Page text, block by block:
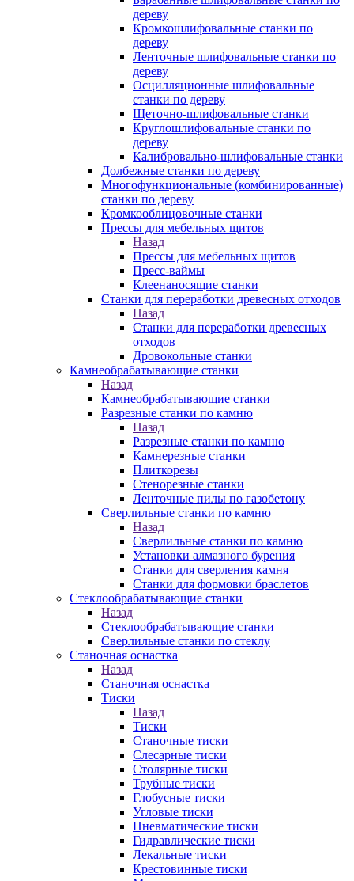
дереву
Кромкошлифовальные станки по
дереву
Ленточные шлифовальные станки по
дереву
Осцилляционные шлифовальные
станки по дереву
Щеточно-шлифовальные станки
Круглошлифовальные станки по
дереву
Калибровально-шлифовальные станки
Долбежные станки по дереву
Многофункциональные (комбинированные)
станки по дереву
Кромкооблицовочные станки
Прессы для мебельных щитов
Назад
Прессы для мебельных щитов
Пресс-ваймы
Клеенаносящие станки
Станки для переработки древесных отходов
Назад
Станки для переработки древесных
отходов
Дровокольные станки
Камнеобрабатывающие станки
Назад
Камнеобрабатывающие станки
Разрезные станки по камню
Назад
Разрезные станки по камню
Камнерезные станки
Плиткорезы
Стенорезные станки
Ленточные пилы по газобетону
Сверлильные станки по камню
Назад
Сверлильные станки по камню
Установки алмазного бурения
Станки для сверления камня
Станки для формовки браслетов
Стеклообрабатывающие станки
Назад
Стеклообрабатывающие станки
Сверлильные станки по стеклу
Станочная оснастка
Назад
Станочная оснастка
Тиски
Назад
Тиски
Станочные тиски
Слесарные тиски
Столярные тиски
Трубные тиски
Глобусные тиски
Угловые тиски
Пневматические тиски
Гидравлические тиски
Лекальные тиски
Крестовинные тиски